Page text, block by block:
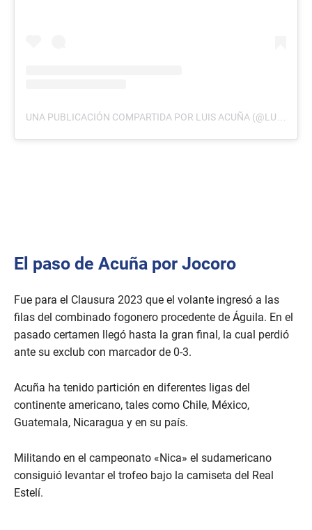
UNA PUBLICACIÓN COMPARTIDA POR LUIS ACUÑA (@LUISACUNA89)
El paso de Acuña por Jocoro
Fue para el Clausura 2023 que el volante ingresó a las
filas del combinado fogonero procedente de Águila. En el
pasado certamen llegó hasta la gran final, la cual perdió
ante su exclub con marcador de 0-3.
Acuña ha tenido partición en diferentes ligas del
continente americano, tales como Chile, México,
Guatemala, Nicaragua y en su país.
Militando en el campeonato «Nica» el sudamericano
consiguió levantar el trofeo bajo la camiseta del Real
Estelí.